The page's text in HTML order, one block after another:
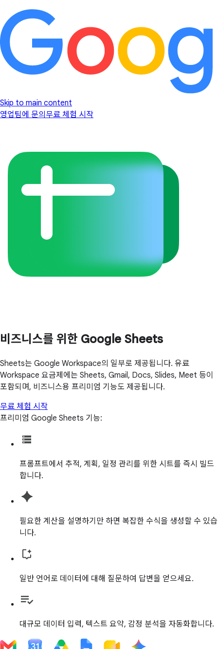
Skip to main content
영업팀에 문의 무료 체험 시작
비즈니스를 위한 Google Sheets
Sheets는 Google Workspace의 일부로 제공됩니다. 유료
Workspace 요금제에는 Sheets, Gmail, Docs, Slides, Meet 등이
포함되며, 비즈니스용 프리미엄 기능도 제공됩니다.
무료 체험 시작
프리미엄 Google Sheets 기능:
프롬프트에서 추적, 계획, 일정 관리를 위한 시트를 즉시 빌드
합니다.
필요한 계산을 설명하기만 하면 복잡한 수식을 생성할 수 있습
니다.
일반 언어로 데이터에 대해 질문하여 답변을 얻으세요.
대규모 데이터 입력, 텍스트 요약, 감정 분석을 자동화합니다.